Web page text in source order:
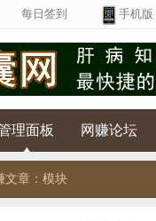
每日签到 手机版
理面板 网赚论坛
文章：模块